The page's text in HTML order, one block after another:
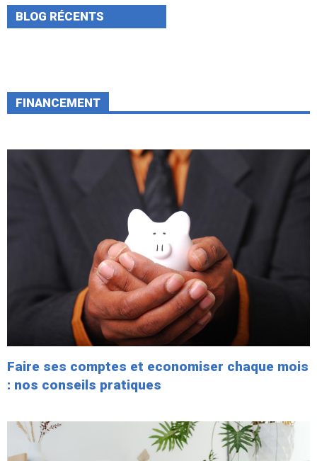
BLOG RÉCENTS
FINANCEMENT
Faire ses comptes et economiser chaque mois
: nos conseils pratiques